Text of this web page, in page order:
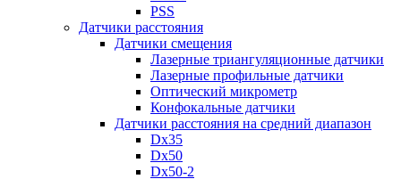
PSS
Датчики расстояния
Датчики смещения
Лазерные триангуляционные датчики
Лазерные профильные датчики
Оптический микрометр
Конфокальные датчики
Датчики расстояния на средний диапазон
Dx35
Dx50
Dx50-2